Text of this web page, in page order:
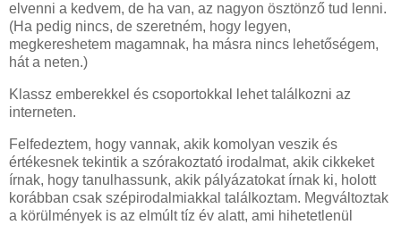
elvenni a kedvem, de ha van, az nagyon ösztönző tud lenni.
(Ha pedig nincs, de szeretném, hogy legyen,
megkereshetem magamnak, ha másra nincs lehetőségem,
hát a neten.)
Klassz emberekkel és csoportokkal lehet találkozni az
interneten.
Felfedeztem, hogy vannak, akik komolyan veszik és
értékesnek tekintik a szórakoztató irodalmat, akik cikkeket
írnak, hogy tanulhassunk, akik pályázatokat írnak ki, holott
korábban csak szépirodalmiakkal találkoztam. Megváltoztak
a körülmények is az elmúlt tíz év alatt, ami hihetetlenül